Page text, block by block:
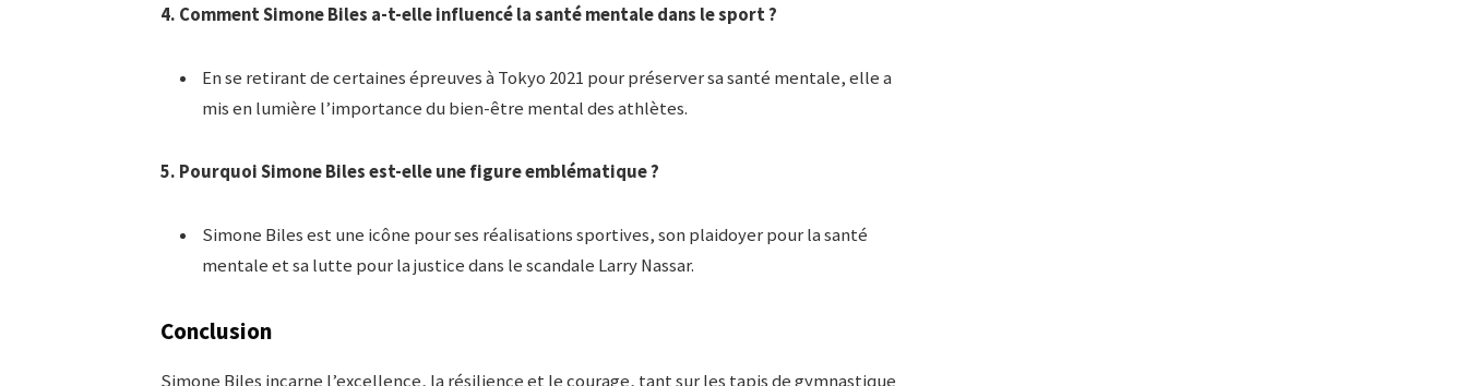
4. Comment Simone Biles a-t-elle influencé la santé mentale dans le sport ?
En se retirant de certaines épreuves à Tokyo 2021 pour préserver sa santé mentale, elle a
mis en lumière l’importance du bien-être mental des athlètes.
5. Pourquoi Simone Biles est-elle une figure emblématique ?
Simone Biles est une icône pour ses réalisations sportives, son plaidoyer pour la santé
mentale et sa lutte pour la justice dans le scandale Larry Nassar.
Conclusion
Simone Biles incarne l’excellence, la résilience et le courage, tant sur les tapis de gymnastique